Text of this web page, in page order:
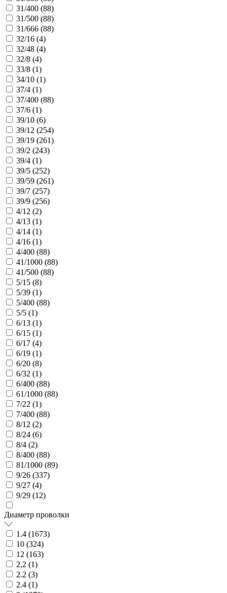
31/400 (88)
31/500 (88)
31/666 (88)
32/16 (4)
32/48 (4)
32/8 (4)
33/8 (1)
34/10 (1)
37/4 (1)
37/400 (88)
37/6 (1)
39/10 (6)
39/12 (254)
39/19 (261)
39/2 (243)
39/4 (1)
39/5 (252)
39/59 (261)
39/7 (257)
39/9 (256)
4/12 (2)
4/13 (1)
4/14 (1)
4/16 (1)
4/400 (88)
41/1000 (88)
41/500 (88)
5/15 (8)
5/39 (1)
5/400 (88)
5/5 (1)
6/13 (1)
6/15 (1)
6/17 (4)
6/19 (1)
6/20 (8)
6/32 (1)
6/400 (88)
61/1000 (88)
7/22 (1)
7/400 (88)
8/12 (2)
8/24 (6)
8/4 (2)
8/400 (88)
81/1000 (89)
9/26 (337)
9/27 (4)
9/29 (12)
Диаметр проволки
1.4 (1673)
10 (324)
12 (163)
2,2 (1)
2.2 (3)
2.4 (1)